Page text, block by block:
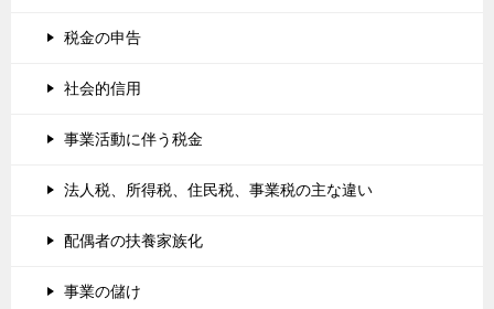
税金の申告
社会的信用
事業活動に伴う税金
法人税、所得税、住民税、事業税の主な違い
配偶者の扶養家族化
事業の儲け